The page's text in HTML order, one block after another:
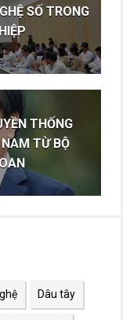
SỐ TRONG
THỐNG
TỪ BỘ
Dâu tây